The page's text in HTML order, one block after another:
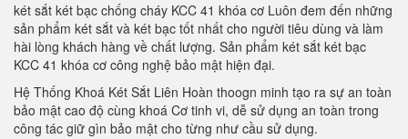
két sắt két bạc chống cháy KCC 41 khóa cơ Luôn đem đến những
sản phẩm két sắt và két bạc tốt nhất cho người tiêu dùng và làm
hài lòng khách hàng về chất lượng. Sản phẩm két sắt két bạc
KCC 41 khóa cơ công nghệ bảo mật hiện đại.
Hệ Thống Khoá Két Sắt Liên Hoàn thoogn minh tạo ra sự an toàn
bảo mật cao độ cùng khoá Cơ tinh vi, dễ sử dụng an toàn trong
công tác giữ gìn bảo mật cho từng như cầu sử dụng.